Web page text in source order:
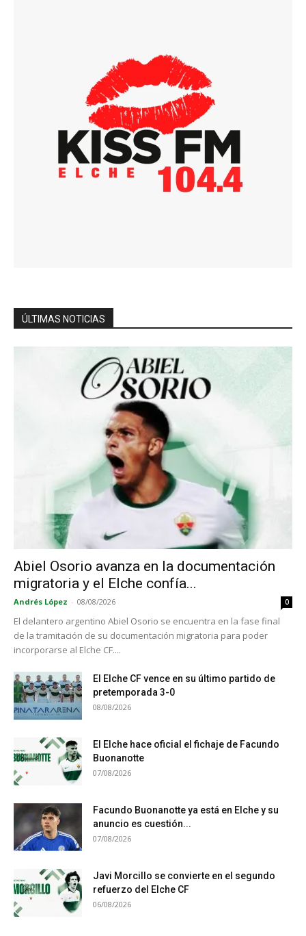
ÚLTIMAS NOTICIAS
Abiel Osorio avanza en la documentación
migratoria y el Elche confía...
Andrés López - 08/08/2026 0
El delantero argentino Abiel Osorio se encuentra en la fase final
de la tramitación de su documentación migratoria para poder
incorporarse al Elche CF....
El Elche CF vence en su último partido de
pretemporada 3-0
08/08/2026
El Elche hace oficial el fichaje de Facundo
Buonanotte
07/08/2026
Facundo Buonanotte ya está en Elche y su
anuncio es cuestión...
07/08/2026
Javi Morcillo se convierte en el segundo
refuerzo del Elche CF
06/08/2026